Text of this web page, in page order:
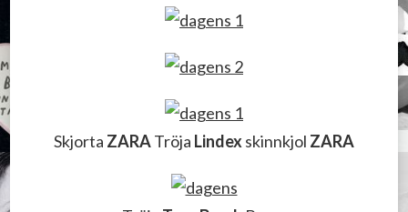
Skjorta ZARATröja Lindex skinnkjol ZARA